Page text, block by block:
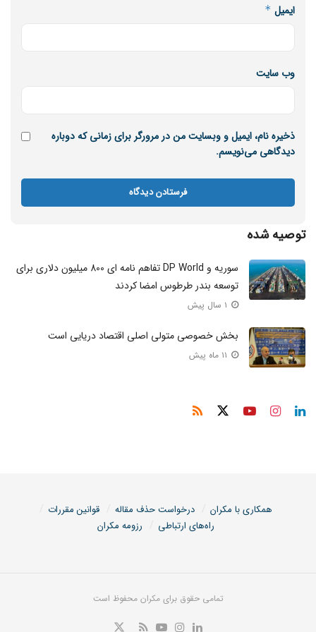
حوزه دریایی و بندری
ایمیل *
وب‌ سایت
ذخیره نام، ایمیل و وبسایت من در مرورگر برای زمانی که دوباره
دیدگاهی می‌نویسم.
توصیه شده
سوریه و DP World تفاهم نامه ای 800 میلیون دلاری برای
توسعه بندر طرطوس امضا کردند
بخش خصوصی متولی اصلی اقتصاد دریایی است
همکاری با مکران درخواست حذف مقاله
قوانین مقررات
راه‌های ارتباطی
رزومه مکران
تمامی حقوق برای مکران محفوظ است